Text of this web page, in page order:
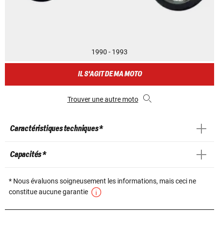
1990 - 1993
IL S'AGIT DE MA MOTO
Trouver une autre moto
Caractéristiques techniques *
Capacités *
* Nous évaluons soigneusement les informations, mais ceci ne
constitue aucune garantie